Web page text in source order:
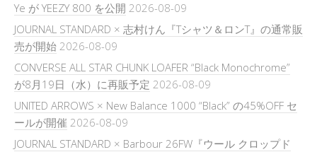
Ye が YEEZY 800 を公開 2026-08-09
JOURNAL STANDARD × 志村けん『Tシャツ＆ロンT』の通常販
売が開始 2026-08-09
CONVERSE ALL STAR CHUNK LOAFER “Black Monochrome”
が8月19日（水）に再販予定 2026-08-09
UNITED ARROWS × New Balance 1000 “Black” の45%OFF セ
ールが開催 2026-08-09
JOURNAL STANDARD × Barbour 26FW『ウール クロップド